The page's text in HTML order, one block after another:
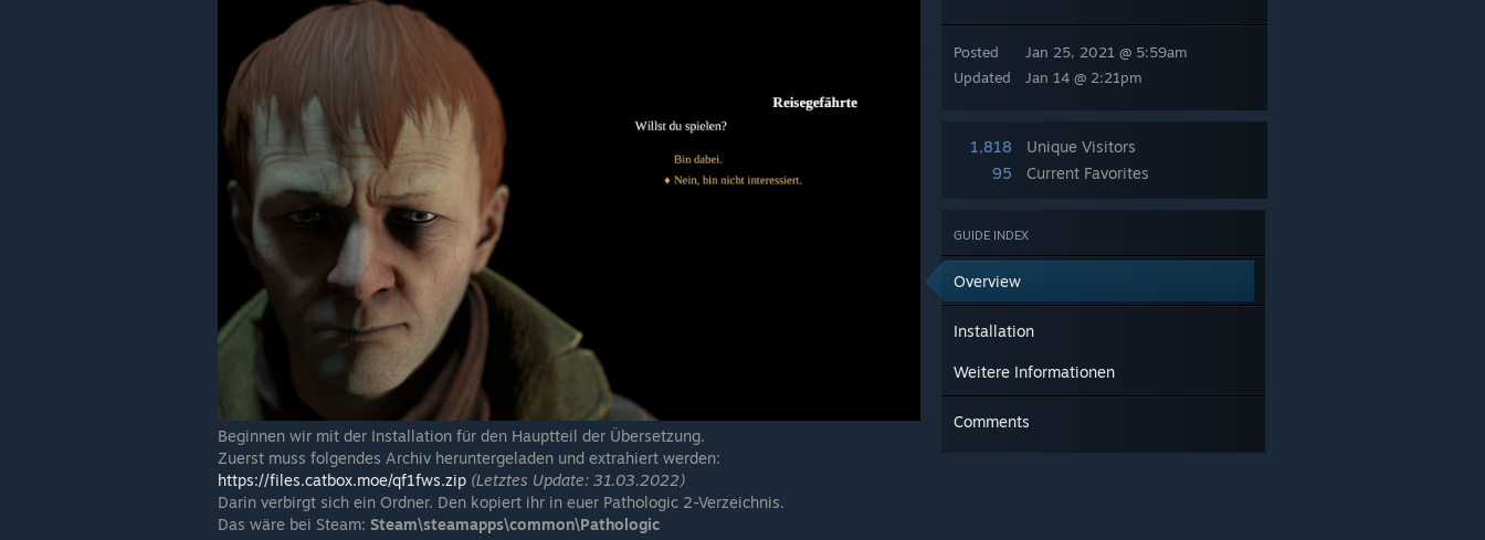
Posted
Updated
Jan 25, 2021 @ 5:59am
Jan 14 @ 2:21pm
1,818
Unique Visitors
95
Current Favorites
GUIDE INDEX
Overview
Installation
Weitere Informationen
Comments
Beginnen wir mit der Installation für den Hauptteil der Übersetzung.
Zuerst muss folgendes Archiv heruntergeladen und extrahiert werden:
https://files.catbox.moe/qf1fws.zip (Letztes Update: 31.03.2022)
Darin verbirgt sich ein Ordner. Den kopiert ihr in euer Pathologic 2-Verzeichnis.
Das wäre bei Steam: Steam\steamapps\common\Pathologic